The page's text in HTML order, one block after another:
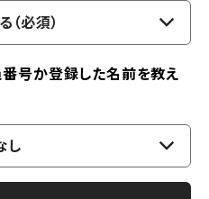
（必須）
番号か登録した名前を教え
し